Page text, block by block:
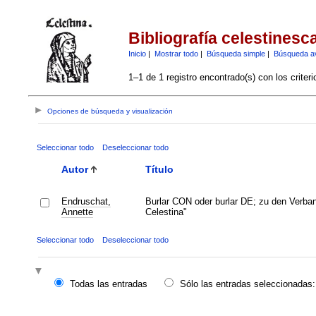
Bibliografía
Inicio| Mostrar todo| Búsqueda simple| Búsqueda
1–1 de 1 registro encontrado(s) con los
Opciones de búsqueda y visualización
Seleccionar todo Deseleccionar todo
Autor Título
Endruschat,
Annette
Burlar CON oder burlar DE; zu den
Celestina"
Seleccionar todo Deseleccionar todo
Todas las entradas
Sólo las entradas seleccionadas: